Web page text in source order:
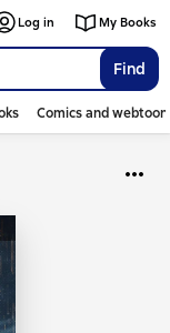
Find
Log in My Books
Comics and